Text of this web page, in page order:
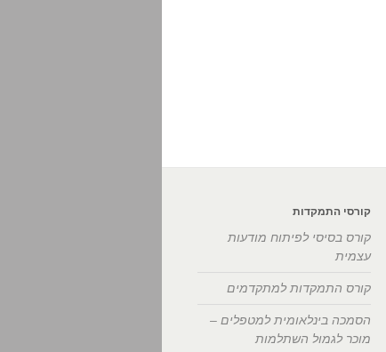
קורסי התמקדות
קורס בסיסי לפיתוח מודעות
עצמית
קורס התמקדות למתקדמים
הסמכה בינלאומית למטפלים –
מוכר לגמול השתלמות